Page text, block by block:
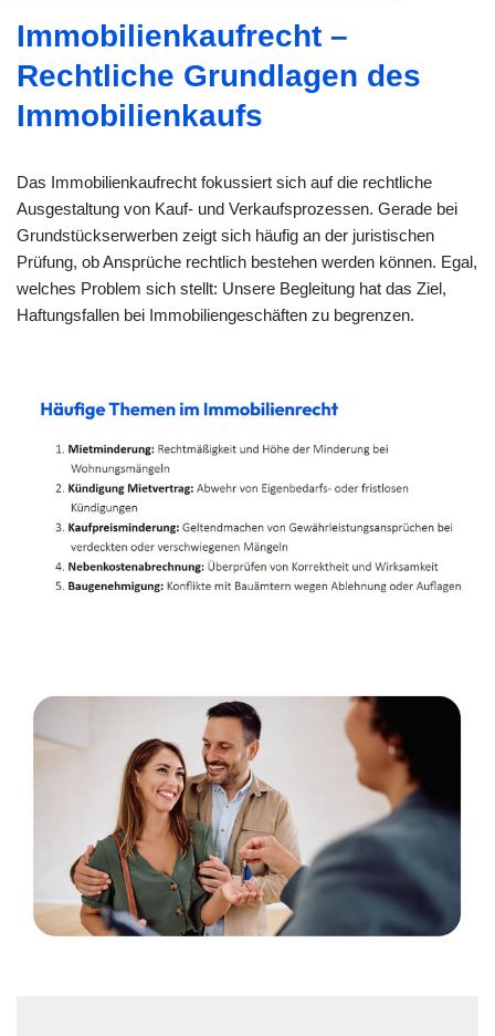
Immobilienkaufrecht –
Rechtliche Grundlagen des
Immobilienkaufs
Das Immobilienkaufrecht fokussiert sich auf die rechtliche
Ausgestaltung von Kauf- und Verkaufsprozessen. Gerade bei
Grundstückserwerben zeigt sich häufig an der juristischen
Prüfung, ob Ansprüche rechtlich bestehen werden können. Egal,
welches Problem sich stellt: Unsere Begleitung hat das Ziel,
Haftungsfallen bei Immobiliengeschäften zu begrenzen.